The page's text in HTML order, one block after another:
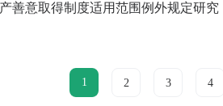
善意取得制度适用范围例外规定研究
1 2 3 4